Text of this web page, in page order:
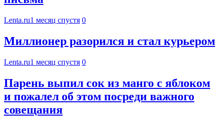
Lenta.ru1 месяц спустя 0
Миллионер разорился и стал курьером
Lenta.ru1 месяц спустя 0
Парень выпил сок из манго с яблоком
и пожалел об этом посреди важного
совещания